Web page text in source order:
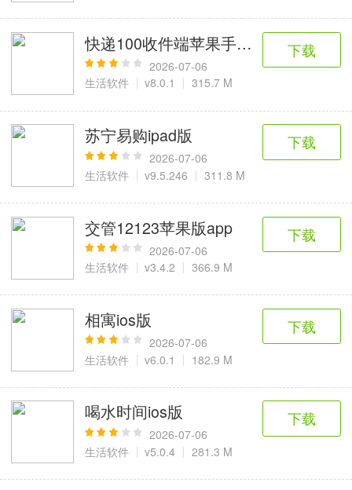
快递100收件端苹果手机版
2026-07-06
生活软件
v8.0.1 315.7 M
下载
苏宁易购ipad版
2026-07-06
生活软件
v9.5.246 311.8 M
下载
交管12123苹果版app
2026-07-06
生活软件
v3.4.2 366.9 M
下载
相寓ios版
2026-07-06
生活软件
v6.0.1 182.9 M
下载
喝水时间ios版
2026-07-06
生活软件
v5.0.4 281.3 M
下载